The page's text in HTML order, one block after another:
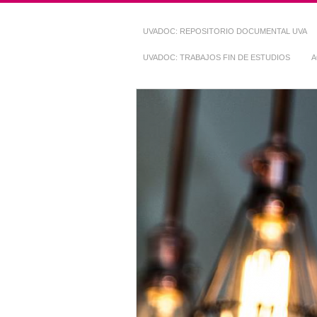
UVADOC: REPOSITORIO DOCUMENTAL UVA
UVADOC: TRABAJOS FIN DE ESTUDIOS
Repositorio
~ UVaDOC